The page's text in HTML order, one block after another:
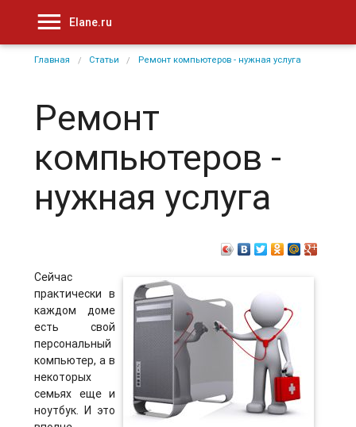
Elane.ru
Главная Статьи Ремонт компьютеров - нужная услуга
Ремонт
компьютеров -
нужная услуга
Сейчас
практически в
каждом доме
есть свой
персональный
компьютер, а в
некоторых
семьях еще и
ноутбук. И это